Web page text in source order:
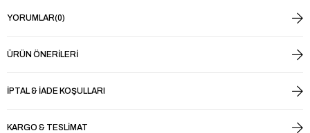
YORUMLAR(0)
ÜRÜN ÖNERILERI
İPTAL & İADE KOŞULLARI
KARGO & TESLIMAT